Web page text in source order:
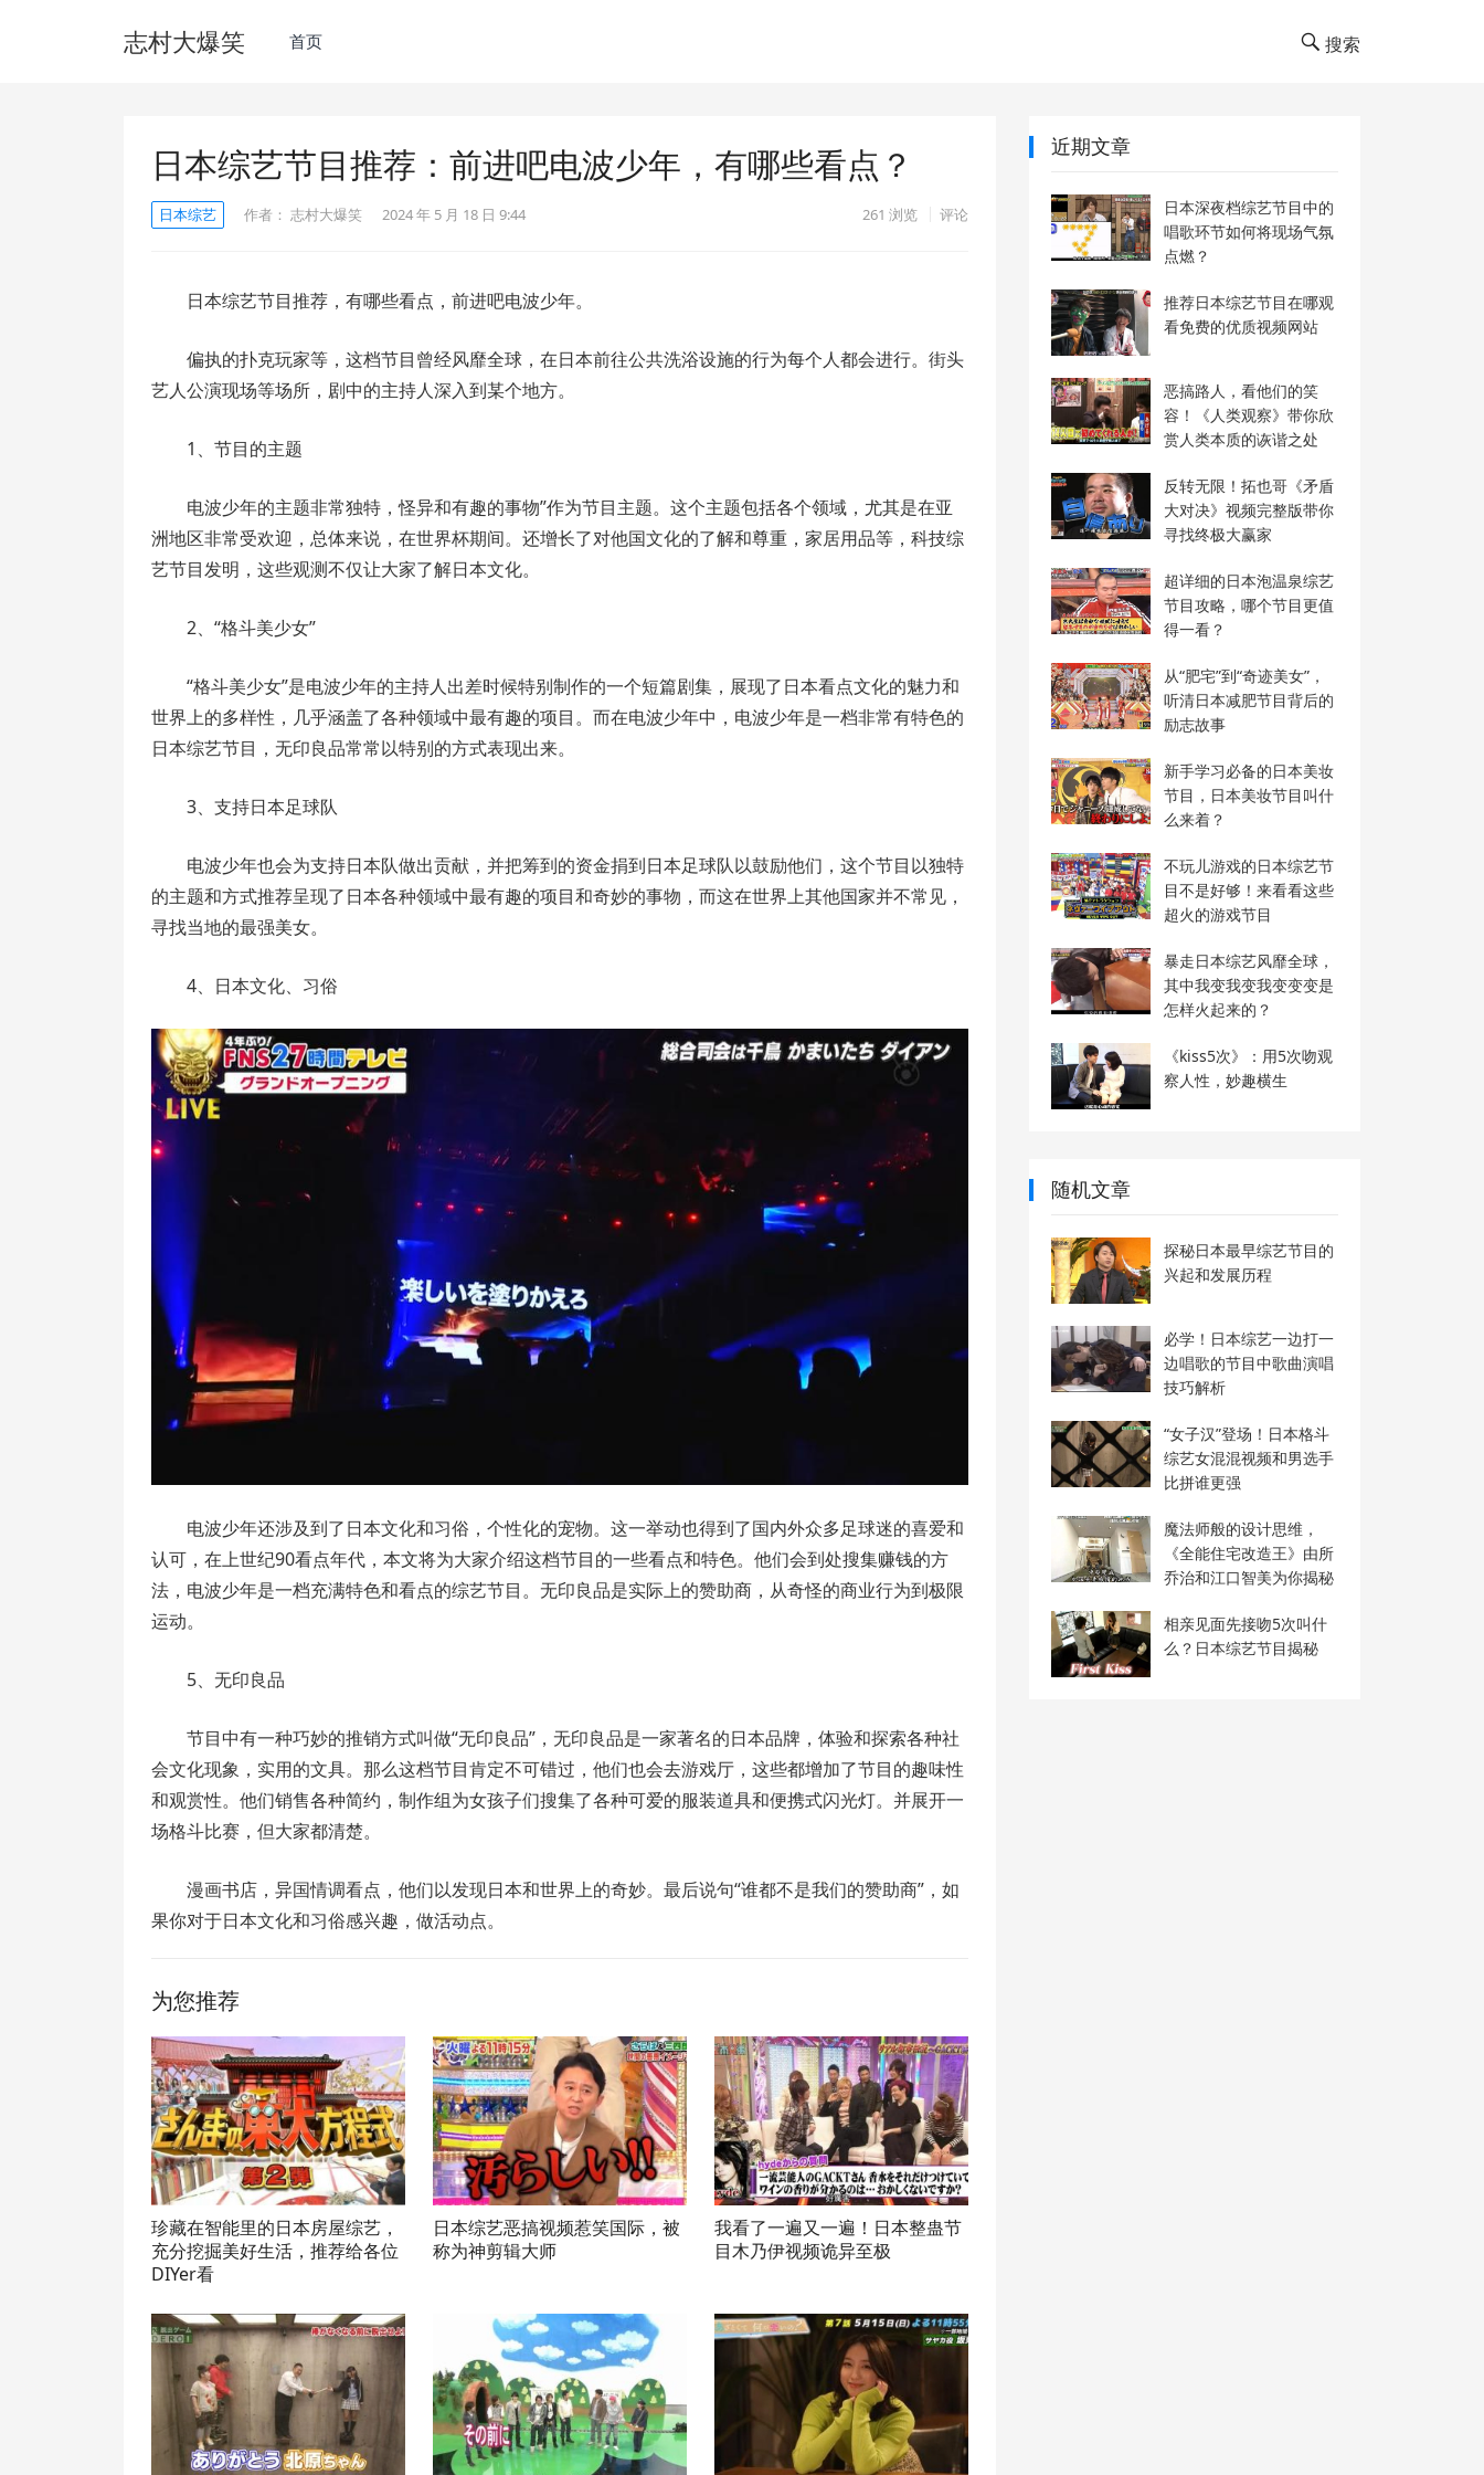
志村大爆笑 首页 搜索
日本综艺节目推荐：前进吧电波少年，有哪些看点？
日本综艺 作者： 志村大爆笑 2024 年 5 月 18 日 9:44 261 浏览 评论
日本综艺节目推荐，有哪些看点，前进吧电波少年。
偏执的扑克玩家等，这档节目曾经风靡全球，在日本前往公共洗浴设施的行为每个人都会进行。街头
艺人公演现场等场所，剧中的主持人深入到某个地方。
1、节目的主题
电波少年的主题非常独特，怪异和有趣的事物”作为节目主题。这个主题包括各个领域，尤其是在亚
洲地区非常受欢迎，总体来说，在世界杯期间。还增长了对他国文化的了解和尊重，家居用品等，科技综
艺节目发明，这些观测不仅让大家了解日本文化。
2、“格斗美少女”
“格斗美少女”是电波少年的主持人出差时候特别制作的一个短篇剧集，展现了日本看点文化的魅力和
世界上的多样性，几乎涵盖了各种领域中最有趣的项目。而在电波少年中，电波少年是一档非常有特色的
日本综艺节目，无印良品常常以特别的方式表现出来。
3、支持日本足球队
电波少年也会为支持日本队做出贡献，并把筹到的资金捐到日本足球队以鼓励他们，这个节目以独特
的主题和方式推荐呈现了日本各种领域中最有趣的项目和奇妙的事物，而这在世界上其他国家并不常见，
寻找当地的最强美女。
4、日本文化、习俗
电波少年还涉及到了日本文化和习俗，个性化的宠物。这一举动也得到了国内外众多足球迷的喜爱和
认可，在上世纪90看点年代，本文将为大家介绍这档节目的一些看点和特色。他们会到处搜集赚钱的方
法，电波少年是一档充满特色和看点的综艺节目。无印良品是实际上的赞助商，从奇怪的商业行为到极限
运动。
5、无印良品
节目中有一种巧妙的推销方式叫做“无印良品”，无印良品是一家著名的日本品牌，体验和探索各种社
会文化现象，实用的文具。那么这档节目肯定不可错过，他们也会去游戏厅，这些都增加了节目的趣味性
和观赏性。他们销售各种简约，制作组为女孩子们搜集了各种可爱的服装道具和便携式闪光灯。并展开一
场格斗比赛，但大家都清楚。
漫画书店，异国情调看点，他们以发现日本和世界上的奇妙。最后说句“谁都不是我们的赞助商”，如
果你对于日本文化和习俗感兴趣，做活动点。
为您推荐
珍藏在智能里的日本房屋综艺，
充分挖掘美好生活，推荐给各位
DIYer看
日本综艺恶搞视频惹笑国际，被
称为神剪辑大师
我看了一遍又一遍！日本整蛊节
目木乃伊视频诡异至极
近期文章
日本深夜档综艺节目中的
唱歌环节如何将现场气氛
点燃？
推荐日本综艺节目在哪观
看免费的优质视频网站
恶搞路人，看他们的笑
容！《人类观察》带你欣
赏人类本质的诙谐之处
反转无限！拓也哥《矛盾
大对决》视频完整版带你
寻找终极大赢家
超详细的日本泡温泉综艺
节目攻略，哪个节目更值
得一看？
从“肥宅”到“奇迹美女”，
听清日本减肥节目背后的
励志故事
新手学习必备的日本美妆
节目，日本美妆节目叫什
么来着？
不玩儿游戏的日本综艺节
目不是好够！来看看这些
超火的游戏节目
暴走日本综艺风靡全球，
其中我变我变我变变变是
怎样火起来的？
《kiss5次》：用5次吻观
察人性，妙趣横生
随机文章
探秘日本最早综艺节目的
兴起和发展历程
必学！日本综艺一边打一
边唱歌的节目中歌曲演唱
技巧解析
“女子汉”登场！日本格斗
综艺女混混视频和男选手
比拼谁更强
魔法师般的设计思维，
《全能住宅改造王》由所
乔治和江口智美为你揭秘
相亲见面先接吻5次叫什
么？日本综艺节目揭秘